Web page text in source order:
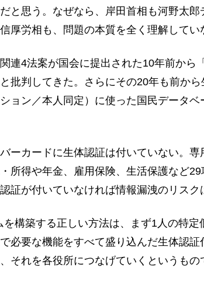
と思う。なぜなら、岸田首相も河野太郎
厚労相も、問題の本質を全く理解してい
連4法案が国会に提出された10年前から
批判してきた。さらにその20年も前か
ョン／本人同定）に使った国民データベ
ーカードに生体認証は付いていない。専
所得や年金、雇用保険、生活保護など
証が付いていなければ情報漏洩のリスク
構築する正しい方法は、まず1人の特定
必要な機能をすべて盛り込んだ生体認証
それを各役所につなげていくというもの